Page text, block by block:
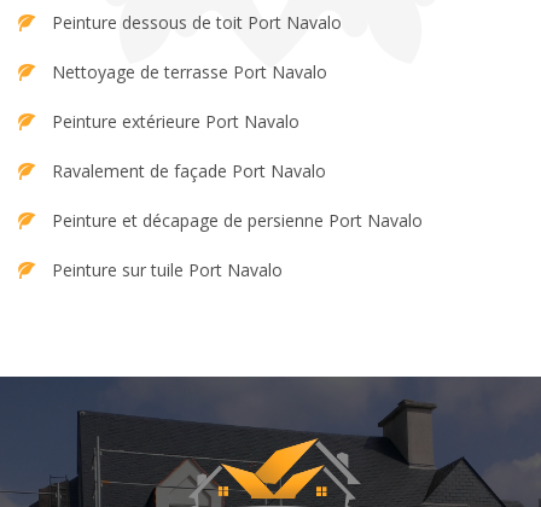
Peinture dessous de toit Port Navalo
Nettoyage de terrasse Port Navalo
Peinture extérieure Port Navalo
Ravalement de façade Port Navalo
Peinture et décapage de persienne Port Navalo
Peinture sur tuile Port Navalo